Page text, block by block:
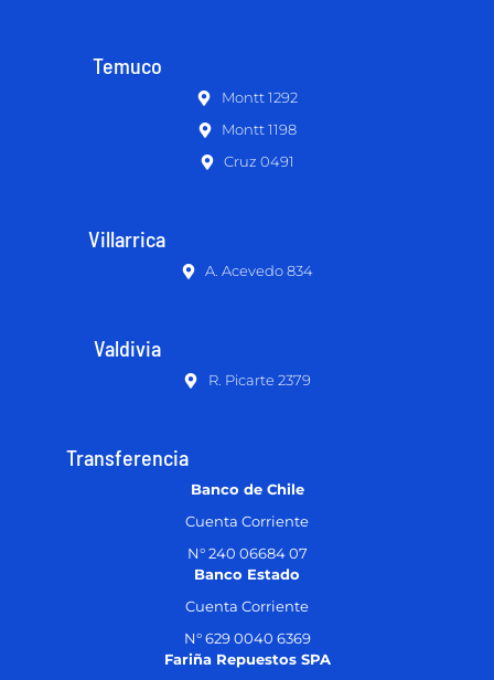
Temuco
Montt 1292
Montt 1198
Cruz 0491
Villarrica
A. Acevedo 834
Valdivia
R. Picarte 2379
Transferencia
Banco de Chile
Cuenta Corriente
N° 240 06684 07
Banco Estado
Cuenta Corriente
N° 629 0040 6369
Fariña Repuestos SPA